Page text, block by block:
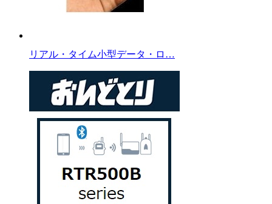
リアル・タイム小型データ・ロ…